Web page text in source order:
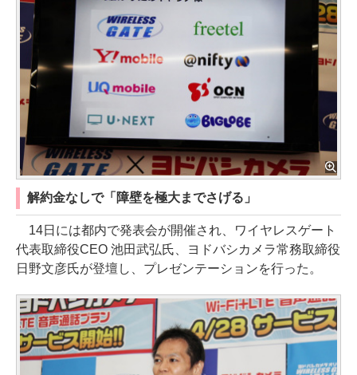
解約金なしで「障壁を極大までさげる」
14日には都内で発表会が開催され、ワイヤレスゲート
代表取締役CEO 池田武弘氏、ヨドバシカメラ常務取締役
日野文彦氏が登壇し、プレゼンテーションを行った。